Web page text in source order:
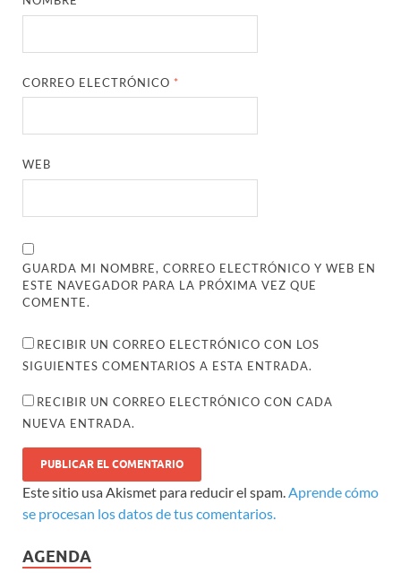
CORREO ELECTRÓNICO *
WEB
GUARDA MI NOMBRE, CORREO ELECTRÓNICO Y WEB EN
ESTE NAVEGADOR PARA LA PRÓXIMA VEZ QUE
COMENTE.
RECIBIR UN CORREO ELECTRÓNICO CON LOS
SIGUIENTES COMENTARIOS A ESTA ENTRADA.
RECIBIR UN CORREO ELECTRÓNICO CON CADA
NUEVA ENTRADA.
Este sitio usa Akismet para reducir el spam. Aprende cómo
se procesan los datos de tus comentarios.
AGENDA